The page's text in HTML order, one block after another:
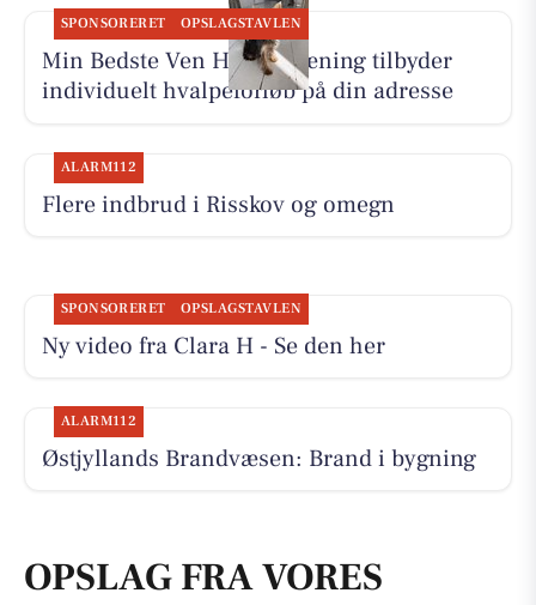
SPONSORERET OPSLAGSTAVLEN
Min Bedste Ven Hundetræning tilbyder
individuelt hvalpeforløb på din adresse
ALARM112
Flere indbrud i Risskov og omegn
SPONSORERET OPSLAGSTAVLEN
Ny video fra Clara H - Se den her
ALARM112
Østjyllands Brandvæsen: Brand i bygning
OPSLAG FRA VORES